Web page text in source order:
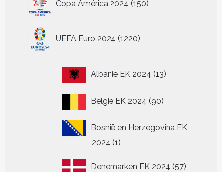
Copa América 2024 150
producten
UEFA Euro 2024 1220
producten
Albanië EK 2024 1313
België EK 2024 9090
Bosnië en Herzegovina EK
2024 11
Denemarken EK 2024 5757